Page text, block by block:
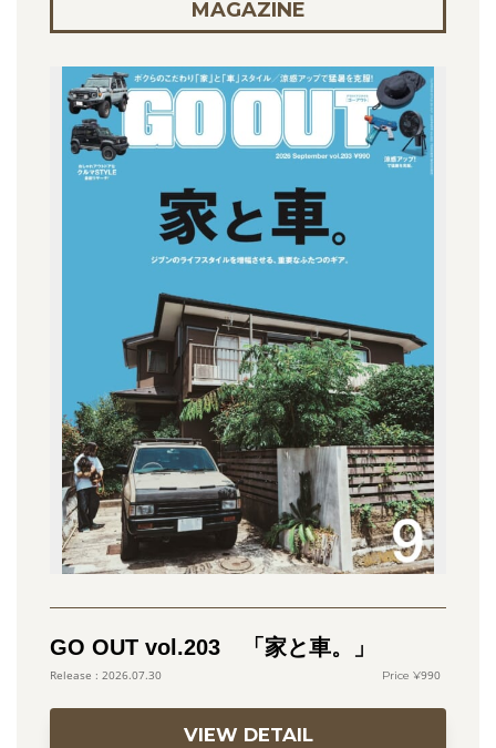
MAGAZINE
GO OUT vol.203 「家と車。」
2026.07.30 990
VIEW DETAIL